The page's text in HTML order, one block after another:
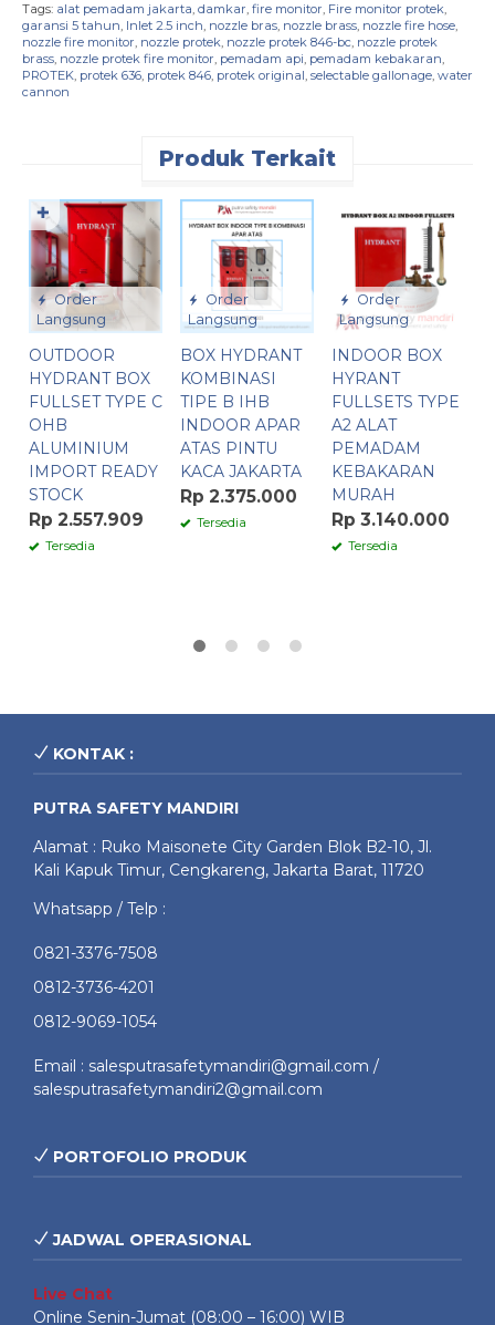
Tags: alat pemadam jakarta, damkar, fire monitor, Fire monitor protek,
garansi 5 tahun, Inlet 2.5 inch, nozzle bras, nozzle brass, nozzle fire hose,
nozzle fire monitor, nozzle protek, nozzle protek 846-bc, nozzle protek
brass, nozzle protek fire monitor, pemadam api, pemadam kebakaran,
PROTEK, protek 636, protek 846, protek original, selectable gallonage, water
cannon
Produk Terkait
Order
Langsung
OUTDOOR
HYDRANT BOX
FULLSET TYPE C
OHB
ALUMINIUM
IMPORT READY
STOCK
Rp 2.557.909
Tersedia
✚
Order
Langsung
BOX HYDRANT
KOMBINASI
TIPE B IHB
INDOOR APAR
ATAS PINTU
KACA JAKARTA
Rp 2.375.000
Tersedia
Order
Langsung
INDOOR BOX
HYRANT
FULLSETS TYPE
A2 ALAT
PEMADAM
KEBAKARAN
MURAH
Rp 3.140.000
Tersedia
KONTAK :
PUTRA SAFETY MANDIRI
Alamat : Ruko Maisonete City Garden Blok B2-10, Jl.
Kali Kapuk Timur, Cengkareng, Jakarta Barat, 11720
Whatsapp / Telp :
0821-3376-7508
0812-3736-4201
0812-9069-1054
Email : salesputrasafetymandiri@gmail.com /
salesputrasafetymandiri2@gmail.com
PORTOFOLIO PRODUK
JADWAL OPERASIONAL
Live Chat
Online Senin-Jumat (08:00 – 16:00) WIB